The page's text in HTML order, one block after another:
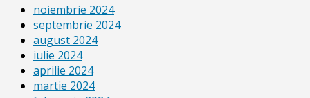
noiembrie 2024
septembrie 2024
august 2024
iulie 2024
aprilie 2024
martie 2024